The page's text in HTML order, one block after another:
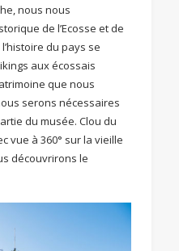
nous nous
de l’Ecosse et de
du pays se
aux écossais
que nous
serons nécessaires
du musée. Clou du
vue à 360° sur la vieille
découvrirons le